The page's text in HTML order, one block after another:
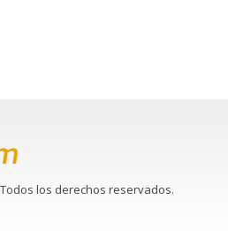
los derechos reservados.